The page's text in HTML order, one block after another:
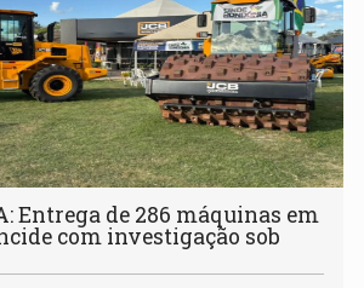
Entrega de 286 máquinas em
com investigação sob